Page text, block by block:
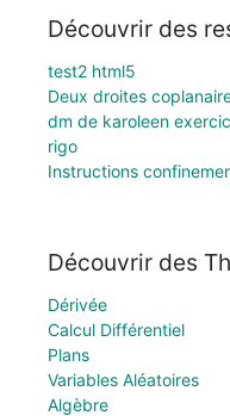
Découvrir des
test2 html5
Deux droites
dm de karoleen
rigo
Instructions
Découvrir des
Dérivée
Calcul Différentiel
Plans
Variables Aléatoires
Algèbre